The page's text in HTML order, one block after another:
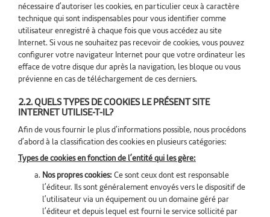
nécessaire d’autoriser les cookies, en particulier ceux à caractère
technique qui sont indispensables pour vous identifier comme
utilisateur enregistré à chaque fois que vous accédez au site
Internet. Si vous ne souhaitez pas recevoir de cookies, vous pouvez
configurer votre navigateur Internet pour que votre ordinateur les
efface de votre disque dur après la navigation, les bloque ou vous
prévienne en cas de téléchargement de ces derniers.
2.2. QUELS TYPES DE COOKIES LE PRÉSENT SITE
INTERNET UTILISE-T-IL?
Afin de vous fournir le plus d'informations possible, nous procédons
d’abord à la classification des cookies en plusieurs catégories:
Types de cookies en fonction de l’entité qui les gère:
Nos propres cookies: Ce sont ceux dont est responsable
l’éditeur. Ils sont généralement envoyés vers le dispositif de
l’utilisateur via un équipement ou un domaine géré par
l’éditeur et depuis lequel est fourni le service sollicité par